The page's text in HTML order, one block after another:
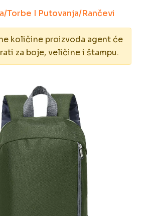
/Torbe I Putovanja/Rančevi
količine proizvoda agent će
za boje, veličine i štampu.